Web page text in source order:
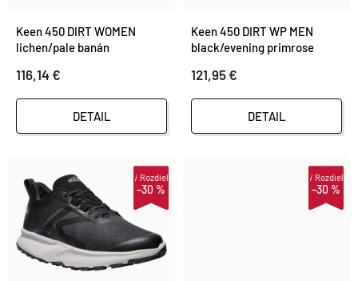
E
P
O
D
S
P
R
O
D
U
Keen 450 DIRT WOMEN
lichen/pale banán
116,14 €
DETAIL
Keen 450 DIRT WP MEN
black/evening primrose
121,95 €
DETAIL
–30 %
iRozdiel
–30 %
iRozdiel